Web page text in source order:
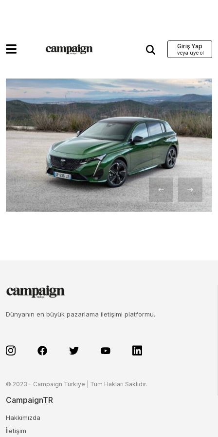
Giriş Yap
Dünyanın en büyük pazarlama iletişimi platformu.
© 2023 - Campaign Türkiye | Tüm Hakları Saklıdır.
CampaignTR
Hakkımızda
İletişim